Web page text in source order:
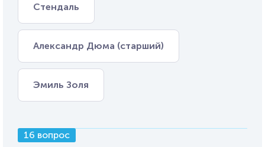
Стендаль
Александр Дюма (старший)
Эмиль Золя
16 вопрос